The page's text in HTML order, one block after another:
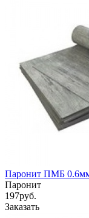
Паронит ПМБ
Паронит
197руб.
Заказать